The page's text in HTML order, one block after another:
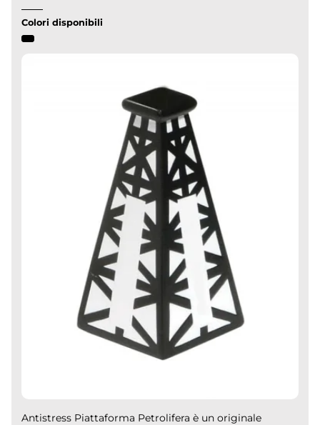
Colori disponibili
Antistress Piattaforma Petrolifera è un originale